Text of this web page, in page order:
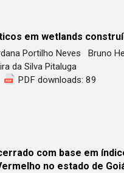
em wetlands
Portilho Neves Bruno
da Silva Pitaluga
PDF downloads: 89
com base em
no estado de